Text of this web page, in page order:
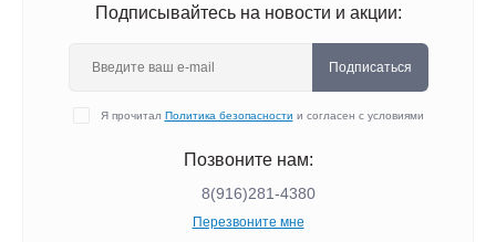
Подписывайтесь на новости и акции:
Подписаться
Я прочитал Политика безопасности и согласен с условиями
Позвоните нам:
8(916)281-4380
Перезвоните мне